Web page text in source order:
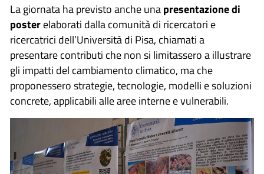
La giornata ha previsto anche unapresentazione di
posterelaborati dalla comunità di ricercatori e
ricercatrici dell’Università di Pisa, chiamati a
presentare contributi che non si limitassero a illustrare
gli impatti del cambiamento climatico, ma che
proponessero strategie, tecnologie, modelli e soluzioni
concrete, applicabili alle aree interne e vulnerabili.